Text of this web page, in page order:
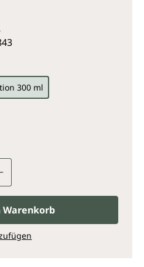
300 ml
Anzahl: Gib den
Warenkorb